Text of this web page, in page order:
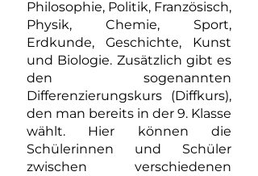
Philosophie, Politik, Französisch,
Physik, Chemie, Sport,
Erdkunde, Geschichte, Kunst
und Biologie. Zusätzlich gibt es
den sogenannten
Differenzierungskurs (Diffkurs),
den man bereits in der 9. Klasse
wählt. Hier können die
Schülerinnen und Schüler
zwischen verschiedenen